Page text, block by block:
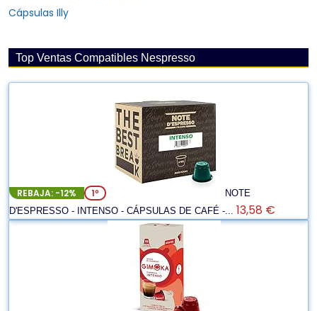
Cápsulas Illy
Top Ventas Compatibles Nespresso
REBAJA: -12% 1º
NOTE
D'ESPRESSO - INTENSO - CÁPSULAS DE CAFÉ -...
13,58 €